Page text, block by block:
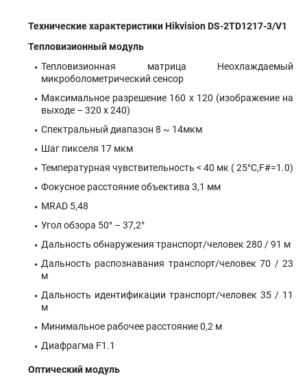
Технические характеристики Hikvision DS-2TD1217-3/V1
Тепловизионный модуль
Тепловизионная матрица Неохлаждаемый
микроболометрический сенсор
Максимальное разрешение 160 х 120 (изображение на
выходе – 320 х 240)
Спектральный диапазон 8 ~ 14мкм
Шаг пикселя 17 мкм
Температурная чувствительность < 40 мк ( 25°C,F#=1.0)
Фокусное расстояние объектива 3,1 мм
MRAD 5,48
Угол обзора 50° – 37,2°
Дальность обнаружения транспорт/человек 280 / 91 м
Дальность распознавания транспорт/человек 70 / 23
м
Дальность идентификации транспорт/человек 35 / 11
м
Минимальное рабочее расстояние 0,2 м
Диафрагма F1.1
Оптический модуль